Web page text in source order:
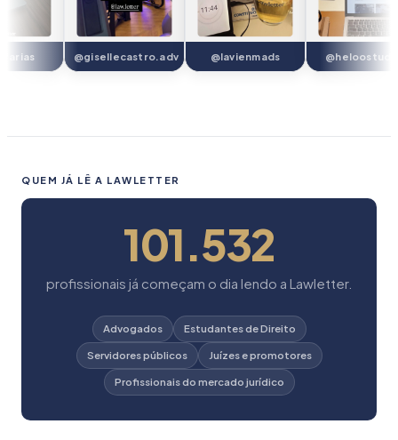
@gisellecastro.adv @lavienmads
QUEM JÁ LÊ A LAWLETTER
101.532
profissionais já começam o dia lendo a Lawletter.
Advogados
Estudantes de Direito
Servidores públicos
Juízes e promotores
Profissionais do mercado jurídico